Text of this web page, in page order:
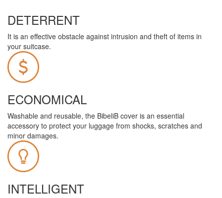
DETERRENT
It is an effective obstacle against intrusion and theft of items in
your suitcase.
ECONOMICAL
Washable and reusable, the BibeliB cover is an essential
accessory to protect your luggage from shocks, scratches and
minor damages.
INTELLIGENT